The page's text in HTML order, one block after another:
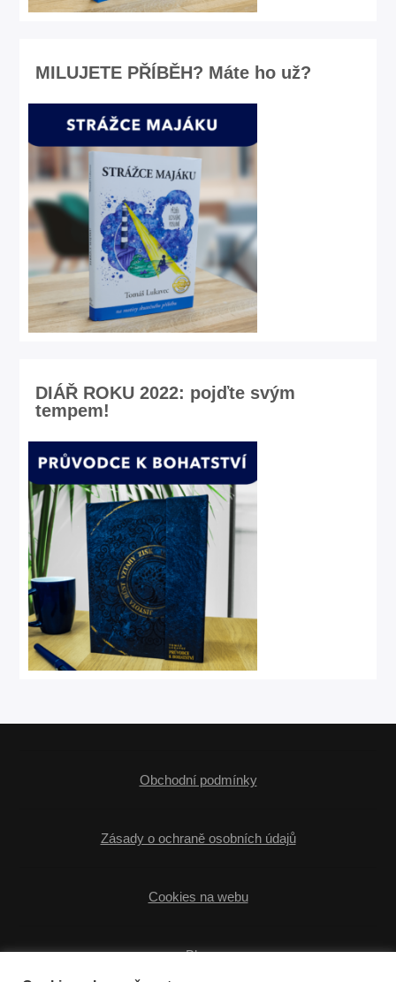
MILUJETE PŘÍBĚH? Máte ho už?
DIÁŘ ROKU 2022: pojďte svým
tempem!
Obchodní podmínky
Zásady o ochraně osobních údajů
Cookies na webu
Blog